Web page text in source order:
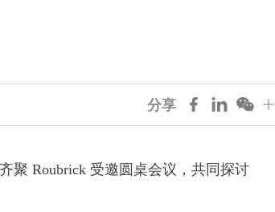
分享
聚 Roubrick 受邀圆桌会议，共同探讨